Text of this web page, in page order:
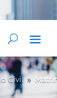
Civil 9